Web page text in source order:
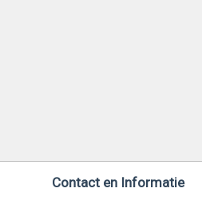
Contact en Informatie